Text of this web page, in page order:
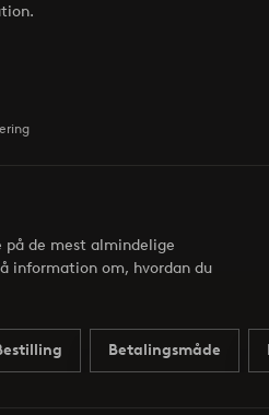
på de mest almindelige
information om, hvordan du
Betalingsmåde